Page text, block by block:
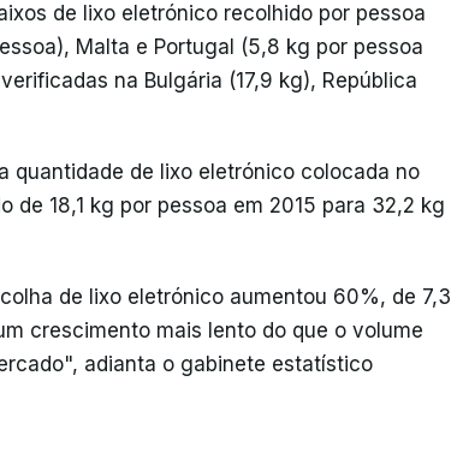
de lixo eletrónico recolhido por pessoa
Malta e Portugal (5,8 kg por pessoa
na Bulgária (17,9 kg), República
quantidade de lixo eletrónico colocada no
de 18,1 kg por pessoa em 2015 para 32,2 kg
de lixo eletrónico aumentou 60%, de 7,3
crescimento mais lento do que o volume
adianta o gabinete estatístico